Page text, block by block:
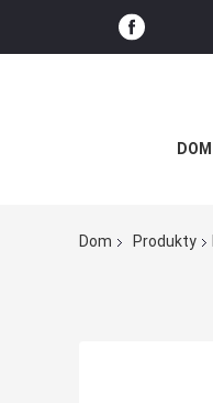
DOM
Dom Produkty